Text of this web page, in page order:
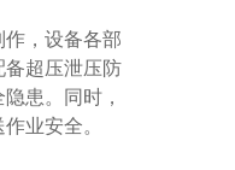
，设备各部
备超压泄压防
患。同时，
业安全。